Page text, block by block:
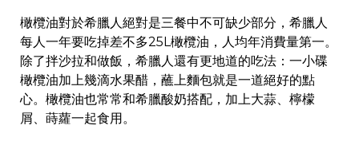
橄欖油對於希臘人絕對是三餐中不可缺少部分，希臘人
每人一年要吃掉差不多25L橄欖油，人均年消費量第一。
除了拌沙拉和做飯，希臘人還有更地道的吃法：一小碟
橄欖油加上幾滴水果醋，蘸上麵包就是一道絕好的點
心。橄欖油也常常和希臘酸奶搭配，加上大蒜、檸檬
屑、蒔蘿一起食用。